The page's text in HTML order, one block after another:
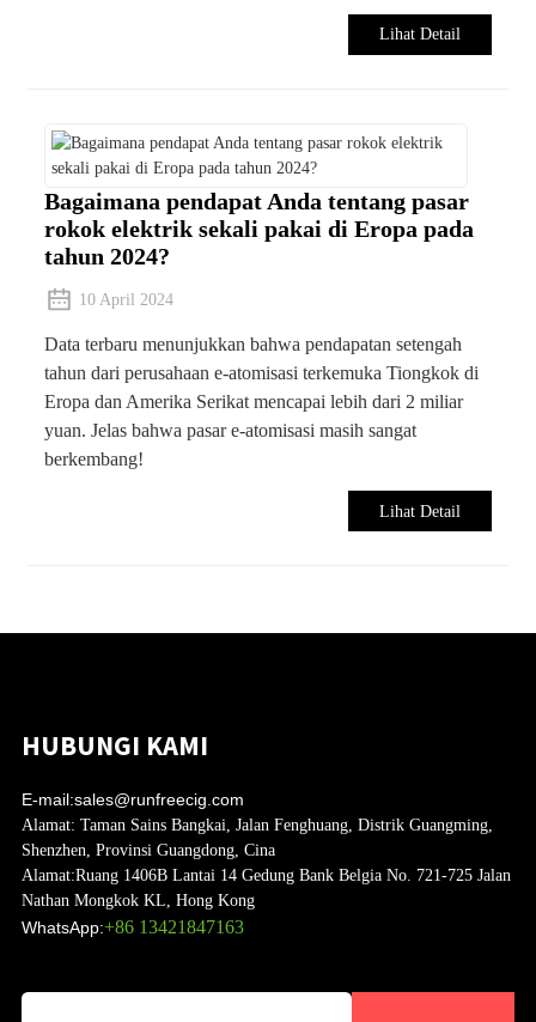
Lihat Detail
Bagaimana pendapat Anda tentang pasar
rokok elektrik sekali pakai di Eropa pada
tahun 2024?
10 April 2024
Data terbaru menunjukkan bahwa pendapatan setengah
tahun dari perusahaan e-atomisasi terkemuka Tiongkok di
Eropa dan Amerika Serikat mencapai lebih dari 2 miliar
yuan. Jelas bahwa pasar e-atomisasi masih sangat
berkembang!
Lihat Detail
HUBUNGI KAMI
E-mail:sales@runfreecig.com
Alamat: Taman Sains Bangkai, Jalan Fenghuang, Distrik Guangming,
Shenzhen, Provinsi Guangdong, Cina
Alamat:Ruang 1406B Lantai 14 Gedung Bank Belgia No. 721-725 Jalan
Nathan Mongkok KL, Hong Kong
WhatsApp:+86 13421847163